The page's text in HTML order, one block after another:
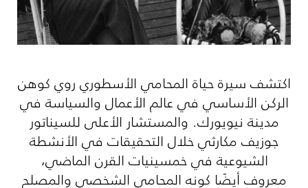
اكتشف سيرة حياة المحامي الأسطوري روي كوهن
الركن الأساسي في عالم الأعمال والسياسة في
مدينة نيويورك. والمستشار الأعلى للسيناتور
جوزيف مكارثي خلال التحقيقات في الأنشطة
الشيوعية في خمسينيات القرن الماضي،
معروف أيضًا كونه المحامي الشخصي والمصلح